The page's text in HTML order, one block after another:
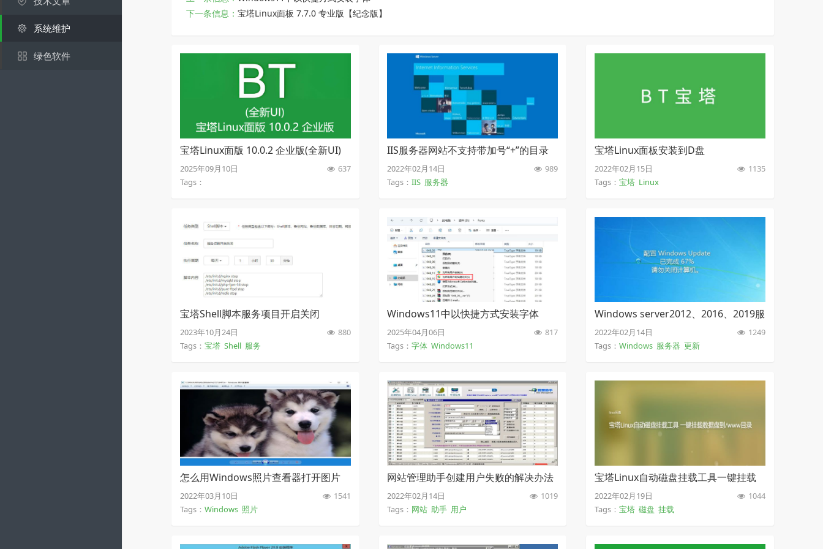
系统维护
绿色软件
下一条信息：宝塔Linux面板 7.7.0 专业版【纪念版】
宝塔Linux面版 10.0.2 企业版(全新UI)
【稳定版开心破解版】
2025年09月10日
637
Tags：
IIS服务器网站不支持带加号“+”的目录
或文件名的解决方案
2022年02月14日
989
Tags：IIS 服务器
宝塔Linux面板安装到D盘
2022年02月15日
1135
Tags： 宝塔 Linux
宝塔Shell脚本服务项目开启关闭
2023年10月24日
880
Tags： 宝塔 Shell 服务
Windows11中以快捷方式安装字体
2025年04月06日
817
Tags：字体 Windows11
Windows server2012、2016、2019服
务器关闭自动更新
2022年02月14日
1249
Tags： Windows 服务器 更新
怎么用Windows照片查看器打开图片
2022年03月10日
1541
Tags： Windows 照片
网站管理助手创建用户失败的解决办法
2022年02月14日
1019
Tags： 网站 助手 用户
宝塔Linux自动磁盘挂载工具一键挂载
数据盘到/www目录
2022年02月19日
1044
Tags： 宝塔 磁盘 挂载